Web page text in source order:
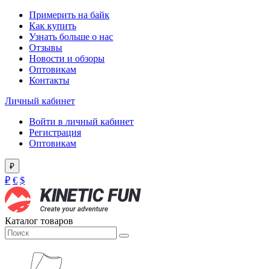
Примерить на байк
Как купить
Узнать больше о нас
Отзывы
Новости и обзоры
Оптовикам
Контакты
Личный кабинет
Войти в личный кабинет
Регистрация
Оптовикам
₽
₽ € $
Каталог товаров